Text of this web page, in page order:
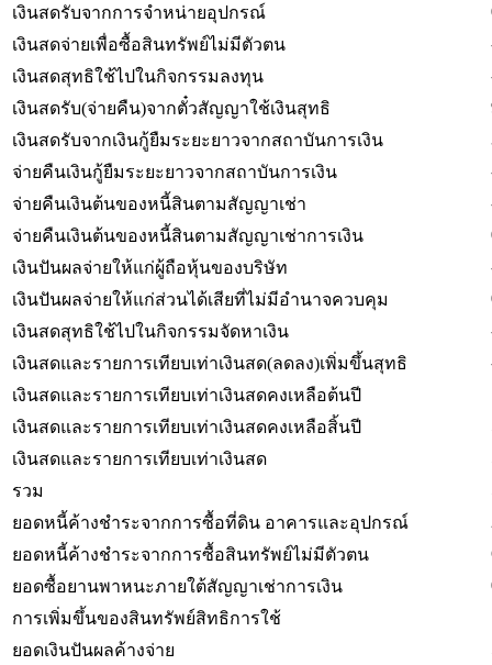
เงินสดรับจากการจำหน่ายอุปกรณ์
เงินสดจ่ายเพื่อซื้อสินทรัพย์ไม่มีตัวตน
เงินสดสุทธิใช้ไปในกิจกรรมลงทุน
เงินสดรับ(จ่ายคืน)จากตั๋วสัญญาใช้เงินสุทธิ
เงินสดรับจากเงินกู้ยืมระยะยาวจากสถาบันการเงิน
จ่ายคืนเงินกู้ยืมระยะยาวจากสถาบันการเงิน
จ่ายคืนเงินต้นของหนี้สินตามสัญญาเช่า
จ่ายคืนเงินต้นของหนี้สินตามสัญญาเช่าการเงิน
เงินปันผลจ่ายให้แก่ผู้ถือหุ้นของบริษัท
เงินปันผลจ่ายให้แก่ส่วนได้เสียที่ไม่มีอำนาจควบคุม
เงินสดสุทธิใช้ไปในกิจกรรมจัดหาเงิน
เงินสดและรายการเทียบเท่าเงินสด(ลดลง)เพิ่มขึ้นสุทธิ
เงินสดและรายการเทียบเท่าเงินสดคงเหลือต้นปี
เงินสดและรายการเทียบเท่าเงินสดคงเหลือสิ้นปี
เงินสดและรายการเทียบเท่าเงินสด
รวม
ยอดหนี้ค้างชำระจากการซื้อที่ดิน อาคารและอุปกรณ์
ยอดหนี้ค้างชำระจากการซื้อสินทรัพย์ไม่มีตัวตน
ยอดซื้อยานพาหนะภายใต้สัญญาเช่าการเงิน
การเพิ่มขึ้นของสินทรัพย์สิทธิการใช้
ยอดเงินปันผลค้างจ่าย